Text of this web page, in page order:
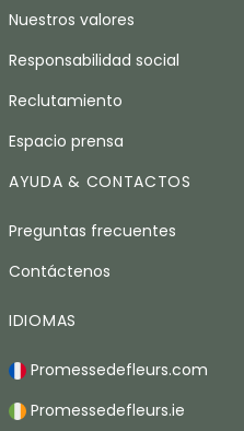
Nuestros valores
Responsabilidad social
Reclutamiento
Espacio prensa
AYUDA & CONTACTOS
Preguntas frecuentes
Contáctenos
IDIOMAS
Promessedefleurs.com
Promessedefleurs.ie